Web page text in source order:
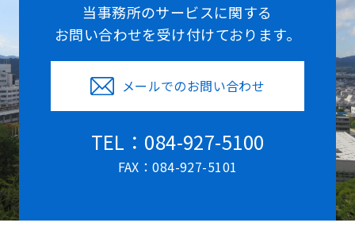
当事務所のサービスに関する
お問い合わせを受け付けております。
メールでのお問い合わせ
TEL：084-927-5100
FAX：084-927-5101